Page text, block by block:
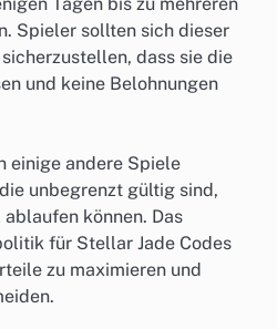
Spieler sollten sich dieser
dass sie die
und keine Belohnungen
einige andere Spiele
unbegrenzt gültig sind,
können. Das
für Stellar Jade Codes
zu maximieren und